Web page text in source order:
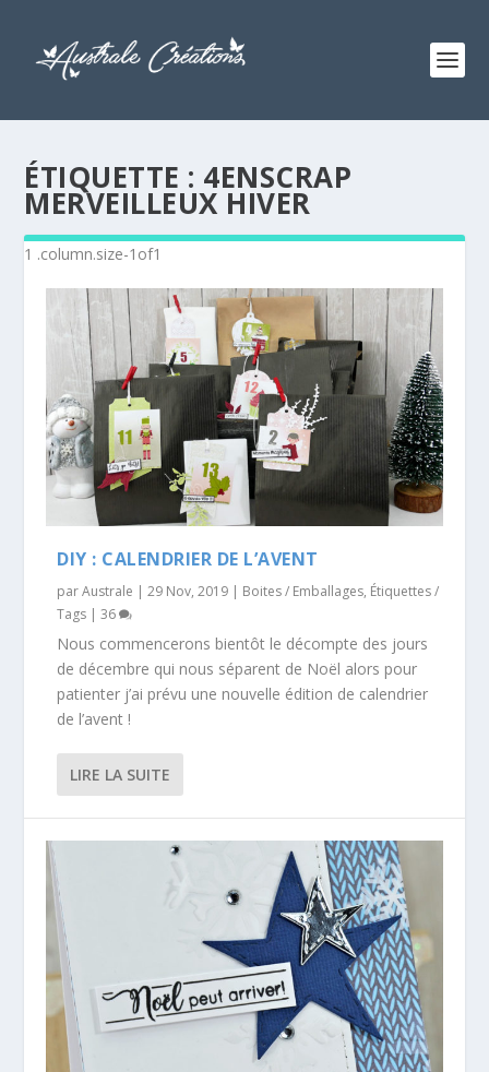
ÉTIQUETTE : 4ENSCRAP
MERVEILLEUX HIVER
DIY : CALENDRIER DE L’AVENT
parAustrale |29 Nov, 2019 | Boites / Emballages, Étiquettes /
Tags |36
Nous commencerons bientôt le décompte des jours
de décembre qui nous séparent de Noël alors pour
patienter j’ai prévu une nouvelle édition de calendrier
de l’avent !
LIRE LA SUITE